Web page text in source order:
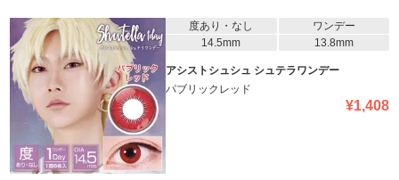
度あり・なし
ワンデー
14.5mm
13.8mm
アシストシュシュ シュテラワンデー
パブリックレッド
¥1,408